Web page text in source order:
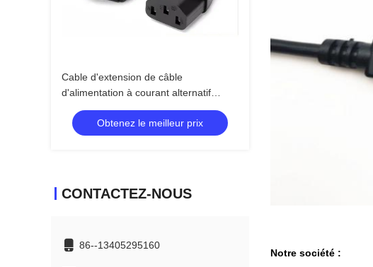
Cable d'extension de câble
d'alimentation à courant alternatif
rétractable à 3 broches avec matériau
ignifuge pour ordinateurs et appareils
ménagers
Obtenez le meilleur prix
CONTACTEZ-NOUS
86--13405295160
Notre société :